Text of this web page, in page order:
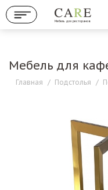
Мебель для ресторанов
Мебель для
Главная / Подстолья /